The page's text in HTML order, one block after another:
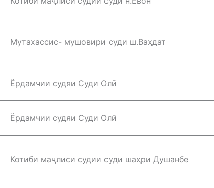
Мутахассис- мушовири суди ш.Ваҳдат
Ёрдамчии судяи Суди Олӣ
Ёрдамчии судяи Суди Олӣ
Котиби маҷлиси судии суди шаҳри Душанбе